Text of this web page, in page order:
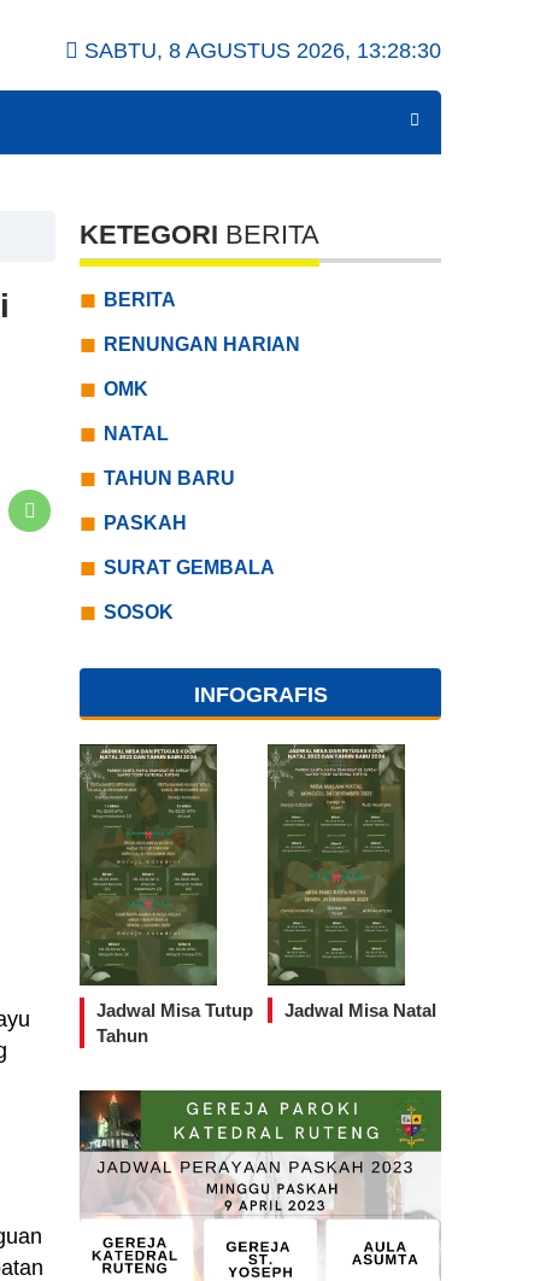
SABTU, 8 AGUSTUS 2026, 13:28:32
KETEGORI BERITA
BERITA
RENUNGAN HARIAN
OMK
NATAL
TAHUN BARU
PASKAH
SURAT GEMBALA
SOSOK
INFOGRAFIS
Jadwal Misa Tutup
Tahun
Jadwal Misa Natal